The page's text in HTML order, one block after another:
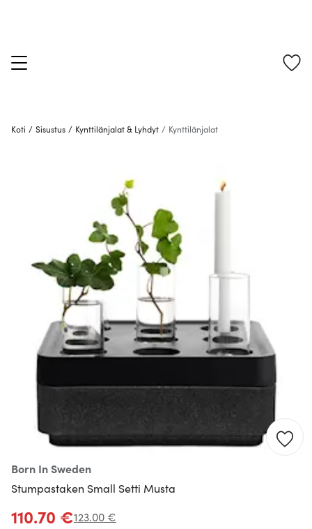
Koti / Sisustus / Kynttilänjalat & Lyhdyt / Kynttilänjalat
Born In Sweden
Stumpastaken Small Setti Musta
110.70 €123.00 €